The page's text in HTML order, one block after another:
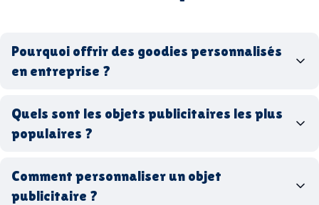
Pourquoi offrir des goodies personnalisés
en entreprise ?
Quels sont les objets publicitaires les plus
populaires ?
stylos personnalisés
tote bags publicitaires
gourdes réutilisables
Comment personnaliser un objet
publicitaire ?